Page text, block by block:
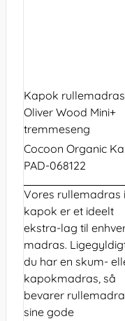
Kapok
Oliver Wood Mini+
tremmeseng
Cocoon Organic
PAD-068122
Vores rullemadras i
kapok er et ideelt
ekstra-lag til
madras.
du har en skum-
kapokmadras, så
bevarer
sine gode